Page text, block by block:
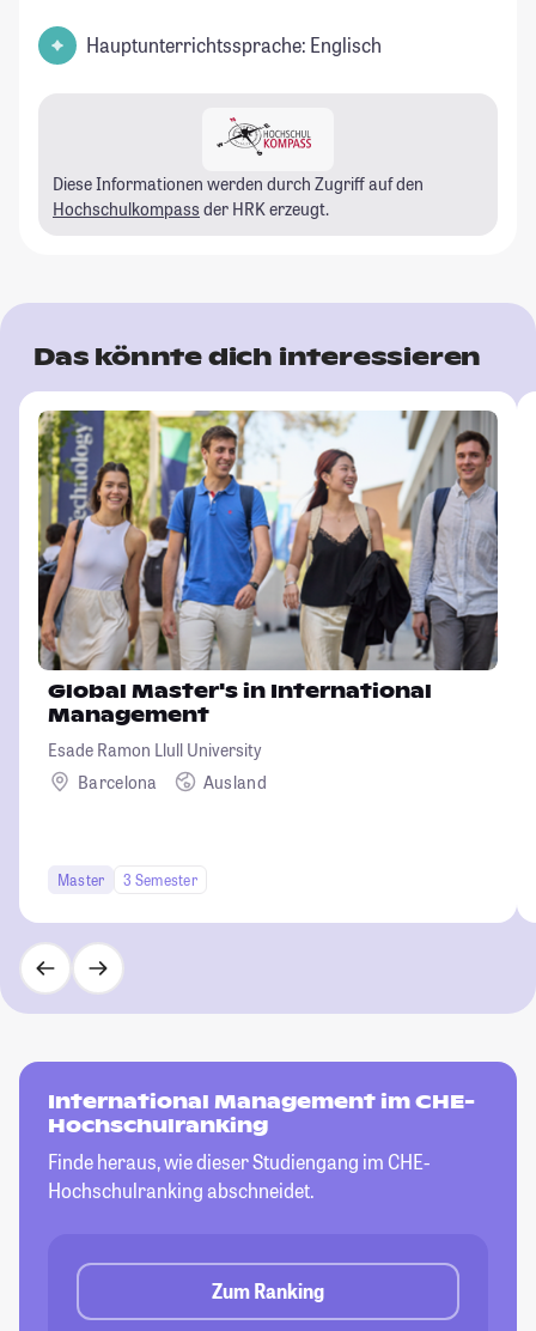
Hauptunterrichtssprache: Englisch
Diese Informationen werden durch Zugriff auf den
Hochschulkompass der HRK erzeugt.
Das könnte dich interessieren
Global Master's in International
Management
Esade Ramon Llull University
Barcelona
Ausland
Master 3 Semester
International Management im CHE-
Hochschulranking
Finde heraus, wie dieser Studiengang im CHE-
Hochschulranking abschneidet.
Zum Ranking